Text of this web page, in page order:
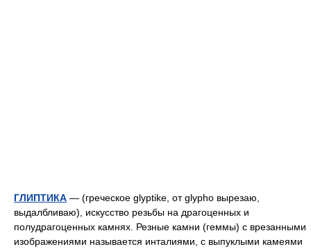
ГЛИПТИКА — (греческое glyptike, от glypho вырезаю,
выдалбливаю), искусство резьбы на драгоценных и
полудрагоценных камнях. Резные камни (геммы) с врезанными
изображениями называется инталиями, с выпуклыми камеями